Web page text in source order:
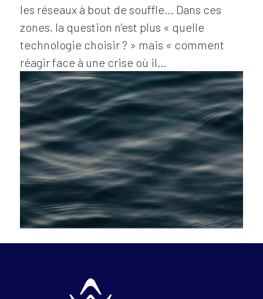
les réseaux à bout de souffle… Dans ces
zones, la question n’est plus « quelle
technologie choisir ? » mais « comment
réagir face à une crise où il…